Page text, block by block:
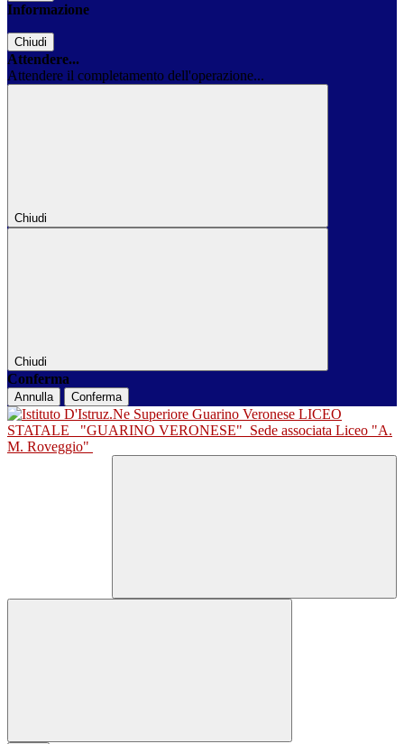
Informazione
Chiudi
Attendere...
Attendere il completamento dell'operazione...
Chiudi
Chiudi
Conferma
Annulla Conferma
LICEO
STATALE
"GUARINO VERONESE" Sede associata Liceo "A.
M. Roveggio"